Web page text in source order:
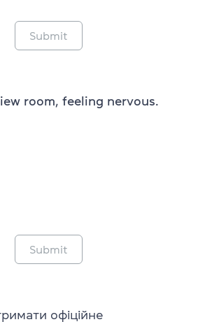
Submit
room, feeling nervous.
Submit
офіційне